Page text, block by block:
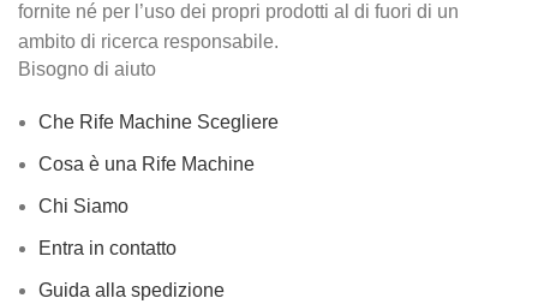
fornite né per l’uso dei propri prodotti al di fuori di un
ambito di ricerca responsabile.
Bisogno di aiuto
Che Rife Machine Scegliere
Cosa è una Rife Machine
Chi Siamo
Entra in contatto
Guida alla spedizione